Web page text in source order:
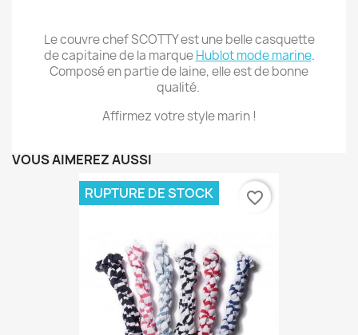
Le couvre chef SCOTTY est une belle casquette
de capitaine de la marqueHublot mode marine.
Composé en partie de laine, elle est de bonne
qualité.
Affirmez votre style marin !
VOUS AIMEREZ AUSSI
RUPTURE DE STOCK favorite_border